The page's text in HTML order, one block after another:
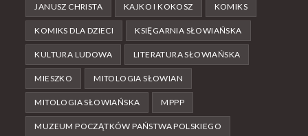
JANUSZ CHRISTA KAJKO I KOKOSZ KOMIKS
KOMIKS DLA DZIECI KSIĘGARNIA SŁOWIAŃSKA
KULTURA LUDOWA LITERATURA SŁOWIAŃSKA
MIESZKO MITOLOGIA SŁOWIAN
MITOLOGIA SŁOWIAŃSKA MPPP
MUZEUM POCZĄTKÓW PAŃSTWA POLSKIEGO